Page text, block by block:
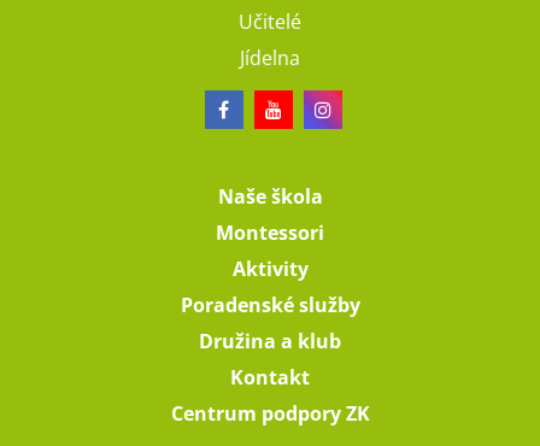
Učitelé
Jídelna
Naše škola
Montessori
Aktivity
Poradenské služby
Družina a klub
Kontakt
Centrum podpory ZK